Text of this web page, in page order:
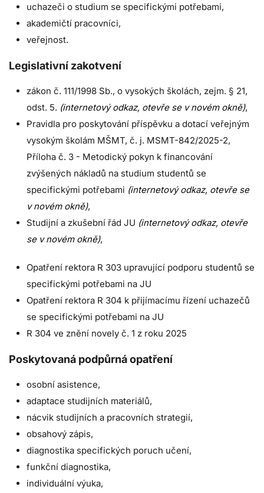
uchazeči o studium se specifickými potřebami,
akademičtí pracovníci,
veřejnost.
Legislativní zakotvení
zákon č. 111/1998 Sb., o vysokých školách, zejm. § 21,
odst. 5. (internetový odkaz, otevře se v novém okně),
Pravidla pro poskytování příspěvku a dotací veřejným
vysokým školám MŠMT, č. j. MSMT-842/2025-2,
Příloha č. 3 - Metodický pokyn k financování
zvýšených nákladů na studium studentů se
specifickými potřebami (internetový odkaz, otevře se
v novém okně),
Studijní a zkušební řád JU (internetový odkaz, otevře
se v novém okně),
Opatření rektora R 303 upravující podporu studentů se
specifickými potřebami na JU
Opatření rektora R 304 k přijímacímu řízení uchazečů
se specifickými potřebami na JU
R 304 ve znění novely č. 1 z roku 2025
Poskytovaná podpůrná opatření
osobní asistence,
adaptace studijních materiálů,
nácvik studijních a pracovních strategií,
obsahový zápis,
diagnostika specifických poruch učení,
funkční diagnostika,
individuální výuka,